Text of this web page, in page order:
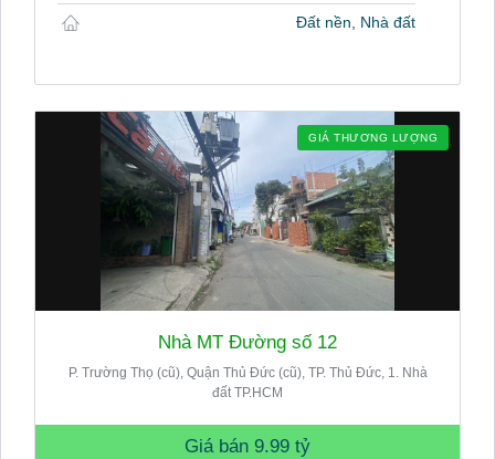
Đất nền, Nhà đất
GIÁ THƯƠNG LƯỢNG
Nhà MT Đường số 12
P. Trường Thọ (cũ), Quận Thủ Đức (cũ), TP. Thủ Đức, 1. Nhà
đất TP.HCM
Giá bán 9.99 tỷ